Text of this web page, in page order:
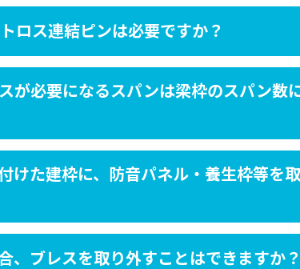
ロス連結ピンは必要ですか？
が必要になるスパンは梁枠のスパン数
けた建枠に、防音パネル・養生枠等を
、ブレスを取り外すことはできますか？